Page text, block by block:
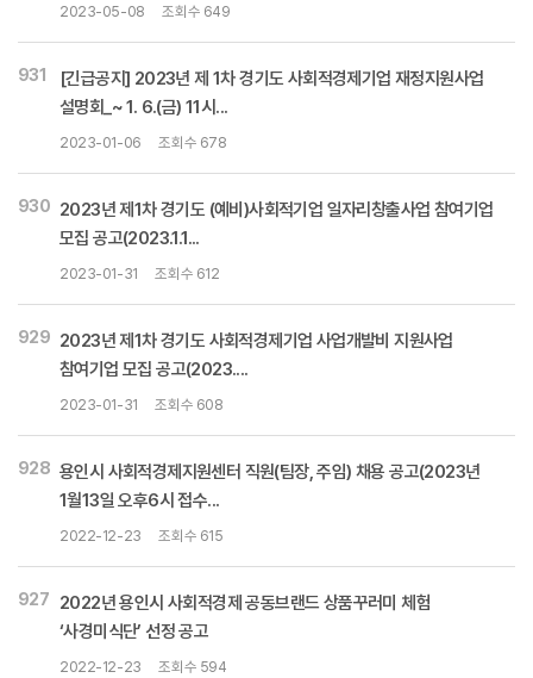
2023-05-08 조회수 649
931
[긴급공지] 2023년 제 1차 경기도 사회적경제기업 재정지원사업
설명회_~ 1. 6.(금) 11시...
2023-01-06 조회수 678
930 2023년 제1차 경기도 (예비)사회적기업 일자리창출사업 참여기업
모집 공고(2023.1.1...
2023-01-31 조회수 612
929 2023년 제1차 경기도 사회적경제기업 사업개발비 지원사업
참여기업 모집 공고(2023....
2023-01-31 조회수 608
928 용인시 사회적경제지원센터 직원(팀장, 주임) 채용 공고(2023년
1월13일 오후6시 접수...
2022-12-23 조회수 615
927
2022년 용인시 사회적경제 공동브랜드 상품꾸러미 체험
‘사경미식단’ 선정 공고
2022-12-23 조회수 594